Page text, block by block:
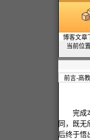
博客文章
当前位置
前言-高
完成
同，既
后终于悟